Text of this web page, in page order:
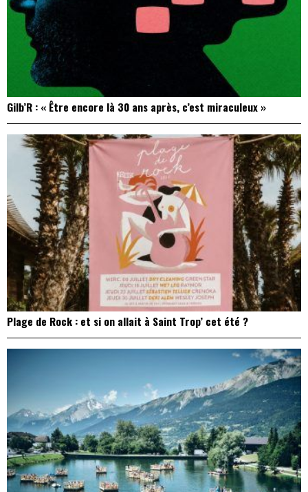
Gilb’R : « Être encore là 30 ans après, c’est miraculeux »
Plage de Rock : et si on allait à Saint Trop’ cet été ?